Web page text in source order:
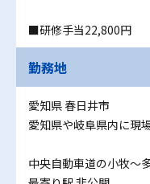
■研修手当22,800円
勤務地
愛知県 春日井市
愛知県や岐阜県内に現
中央自動車道の小牧～